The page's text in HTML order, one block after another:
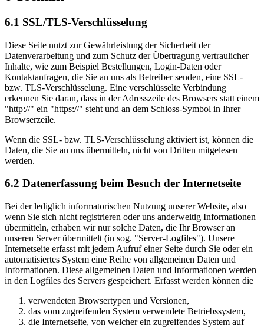
6.1 SSL/TLS-Verschlüsselung
Diese Seite nutzt zur Gewährleistung der Sicherheit der
Datenverarbeitung und zum Schutz der Übertragung vertraulicher
Inhalte, wie zum Beispiel Bestellungen, Login-Daten oder
Kontaktanfragen, die Sie an uns als Betreiber senden, eine SSL-
bzw. TLS-Verschlüsselung. Eine verschlüsselte Verbindung
erkennen Sie daran, dass in der Adresszeile des Browsers statt einem
"http://" ein "https://" steht und an dem Schloss-Symbol in Ihrer
Browserzeile.
Wenn die SSL- bzw. TLS-Verschlüsselung aktiviert ist, können die
Daten, die Sie an uns übermitteln, nicht von Dritten mitgelesen
werden.
6.2 Datenerfassung beim Besuch der Internetseite
Bei der lediglich informatorischen Nutzung unserer Website, also
wenn Sie sich nicht registrieren oder uns anderweitig Informationen
übermitteln, erhaben wir nur solche Daten, die Ihr Browser an
unseren Server übermittelt (in sog. "Server-Logfiles"). Unsere
Internetseite erfasst mit jedem Aufruf einer Seite durch Sie oder ein
automatisiertes System eine Reihe von allgemeinen Daten und
Informationen. Diese allgemeinen Daten und Informationen werden
in den Logfiles des Servers gespeichert. Erfasst werden können die
verwendeten Browsertypen und Versionen,
das vom zugreifenden System verwendete Betriebssystem,
die Internetseite, von welcher ein zugreifendes System auf